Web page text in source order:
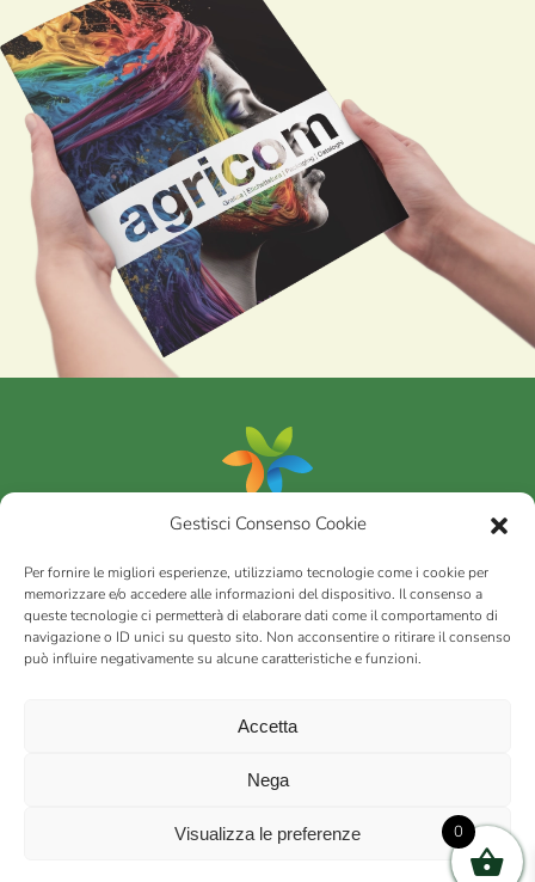
Gestisci Consenso Cookie
Per fornire le migliori esperienze, utilizziamo tecnologie come i cookie per
memorizzare e/o accedere alle informazioni del dispositivo. Il consenso a
queste tecnologie ci permetterà di elaborare dati come il comportamento di
navigazione o ID unici su questo sito. Non acconsentire o ritirare il consenso
può influire negativamente su alcune caratteristiche e funzioni.
Accetta
Nega
Visualizza le preferenze
Portfolio
AGRICOMs.r.l.
via Montalbano 65 51100 Case Nuove di Masiano (PT) | codice
Int. versato | Repertorio Economico Amministrativo C.C.I.A.A. di
Privacy policy
0